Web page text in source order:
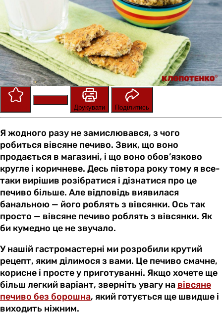
Друкувати
Поділитись
Я жодного разу не замислювався, з чого
робиться вівсяне печиво. Звик, що воно
продається в магазині, і що воно обов’язково
кругле і коричневе. Десь півтора року тому я все-
таки вирішив розібратися і дізнатися про це
печиво більше. Але відповідь виявилася
банальною — його роблять з вівсянки. Ось так
просто — вівсяне печиво роблять з вівсянки. Як
би кумедно це не звучало.
У нашій гастромастерні ми розробили крутий
рецепт, яким ділимося з вами. Це печиво смачне,
корисне і просте у приготуванні. Якщо хочете ще
більш легкий варіант, зверніть увагу на вівсяне
печиво без борошна, який готується ще швидше і
виходить ніжним.